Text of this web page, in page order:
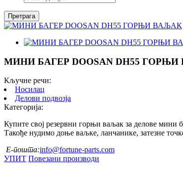
Претрага
МИНИ БАГЕР DOOSAN DH55
Кључне речи:
Носилац
Делови подвозја
Категорија:
Купите свој резервни горњи ваљак за делове мини
Такође нудимо доње ваљке, ланчанике, затезне
Е-пошта:info@fortune-parts.com
УПИТ Повезани производи